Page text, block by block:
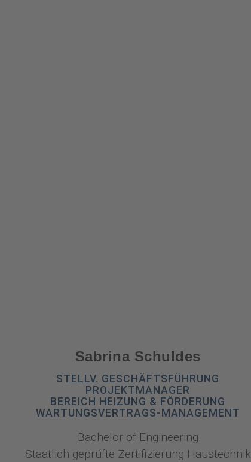
Sabrina Schuldes
STELLV. GESCHÄFTSFÜHRUNG
PROJEKTMANAGER
BEREICH HEIZUNG & FÖRDERUNG
WARTUNGSVERTRAGS-MANAGEMENT
Bachelor of Engineering
Staatlich geprüfte Zertifizierung Haustechnik